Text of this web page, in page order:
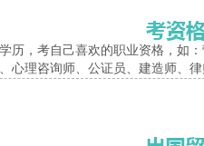
应在户口所在地报名并参加考试。所有
集工作按照教育部的有关规定以及《
的相关
历，考自己喜欢的职业资格，如
心理咨询师、公证员、建造师、